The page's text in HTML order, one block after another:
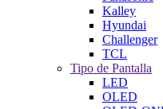
Kalley
Hyundai
Challenger
TCL
Tipo de Pantalla
LED
OLED